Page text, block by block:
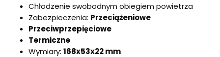
Chłodzenie swobodnym obiegiem powietrza
Zabezpieczenia: Przeciążeniowe
Przeciwprzepięciowe
Termiczne
Wymiary: 168x53x22 mm